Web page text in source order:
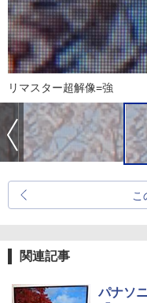
リマスター超解像=強
こ
関連記事
パナソ